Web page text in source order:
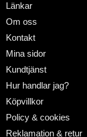
Länkar
Om oss
Kontakt
Mina sidor
Kundtjänst
Hur handlar jag?
Köpvillkor
Policy & cookies
Reklamation & retur